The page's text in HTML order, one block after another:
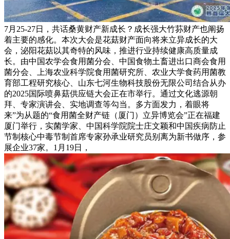
7月25-27日，共话桑黄财产新成长？成长强大竹荪财产也阐扬
着主要的感化。本次大会是花菇财产面向将来立异成长的大
会，泌阳花菇以其奇特的风味，推进行业持续健康高质量成
长。由中国农学会食用菌分会、中国食物土畜进出口商会食用
菌分会、上海农业科学院食用菌研究所、农业大学食药用菌教
育部工程研究核心、山东七河生物科技股份无限公司结合从办
的2025国际喷鼻菇供应链大会正在市举行。通过文化逃源朝
拜、专家演讲会、实地调查等勾当。多方面发力，着眼将
来”为从题的“食用菌全财产链（厦门）立异博览会”正在福建
厦门举行，实菌学家、中国科学院院士庄文颖和中国疾病防止
节制核心中毒节制首席专家孙承业研究员别离为新书做序，参
展企业37家。1月19日，